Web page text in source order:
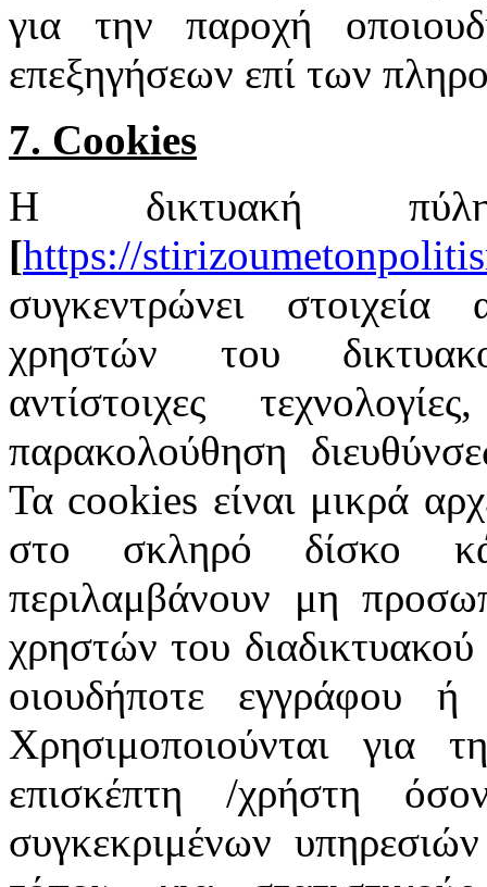
για την παροχή
επεξηγήσεων επί των
7. Cookies
Η δικτυακή
[https://
συγκεντρώνει
χρηστών του
αντίστοιχες
παρακολούθηση
Τα cookies είναι μικρά
στο σκληρό δίσκο
περιλαμβάνουν μη
χρηστών του
οιουδήποτε εγγράφου
Χρησιμοποιούνται για
επισκέπτη /χρήστη
συγκεκριμένων